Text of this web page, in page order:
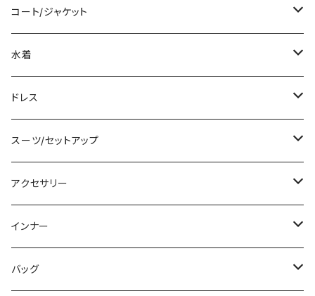
袖付き
ノースリーブ
その他
チュニック
シャツ/ブラウス
ベアトップ/チューブトップ
カーディガン/ボレロ
ニット/セーター
パーカー
スウェット/トレーナー
その他
クロップド丈
ロング丈
デニム
レギンス
その他
オールインワン
ミニ/ショート
ミディアム/ミモレ
ロング
その他
コート/ジャケット
コート
ジャケット
その他
水着
タンキニ
バンドゥビキニ
ワンピース
ラッシュガード
その他
ドレス
ミニ/ショート
ミディアム/ミモレ
ロング/マキシ
袖付き
スーツ/セットアップ
パンツスーツ
スカートスーツ
その他
アクセサリー
ネックレス
ブレスレット
インナー
ブラ/ブラトップ/ベアトップ
バッグ